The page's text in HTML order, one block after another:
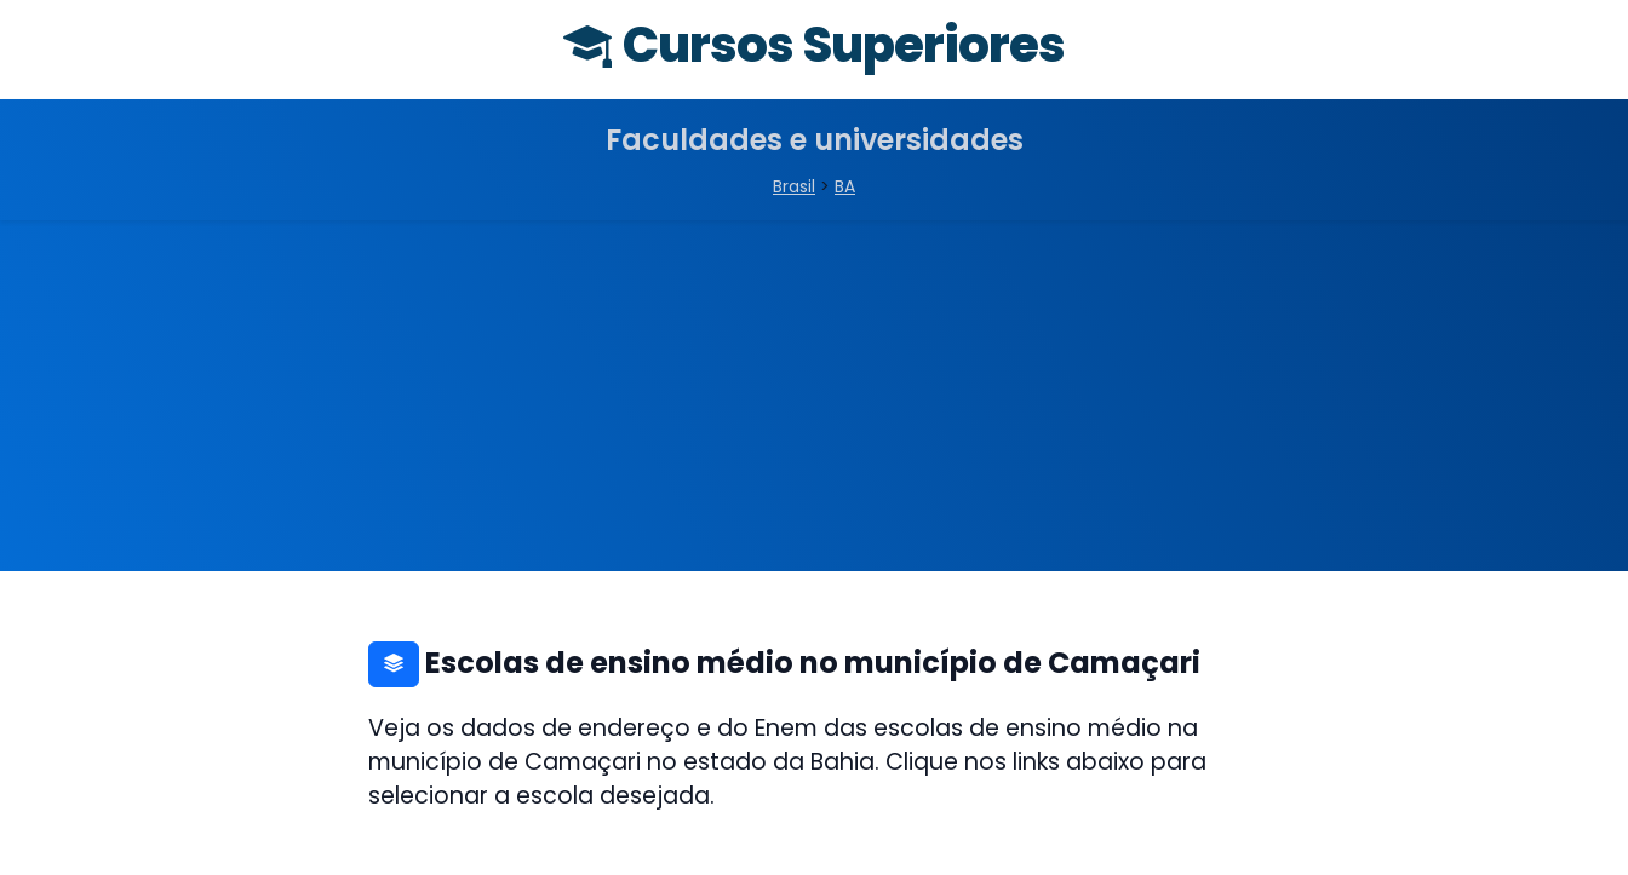
Cursos Superiores
Faculdades e universidades
Brasil > BA
Escolas de ensino médio no município de Camaçari
Veja os dados de endereço e do Enem das escolas de ensino médio na
município de Camaçari no estado da Bahia. Clique nos links abaixo para
selecionar a escola desejada.